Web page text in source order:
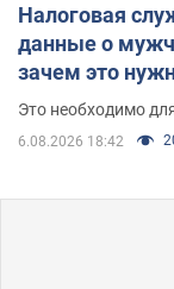
Налоговая
данные о
зачем это
Это необходимо
6.08.2026 18:42